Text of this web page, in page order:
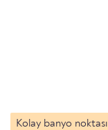
Kolay banyo noktası